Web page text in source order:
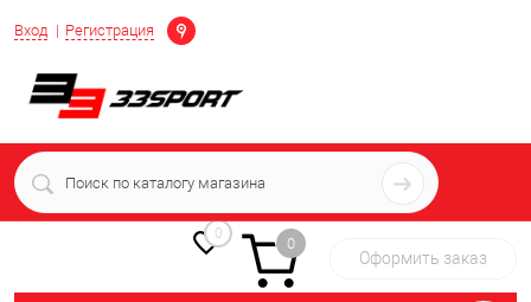
Вход Регистрация
Определение
+7 (939) 716-10-06
пн-пт 7:00-16:00 МСК
0
0
Оформить заказ